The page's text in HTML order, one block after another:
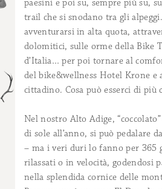
paesini e poi su, sempre più su,
trail che si snodano tra gli
avventurarsi in alta quota,
dolomitici, sulle orme della Bike
d’Italia… per poi tornare al
del bike&wellness Hotel Krone e
cittadino. Cosa può esserci di più
Nel nostro Alto Adige,
di sole all’anno, si può pedalare
– ma i veri duri lo fanno per 365
rilassati o in velocità, godendosi
nella splendida cornice delle